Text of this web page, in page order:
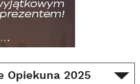
Opiekuna 2025